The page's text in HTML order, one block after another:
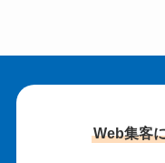
Web集客